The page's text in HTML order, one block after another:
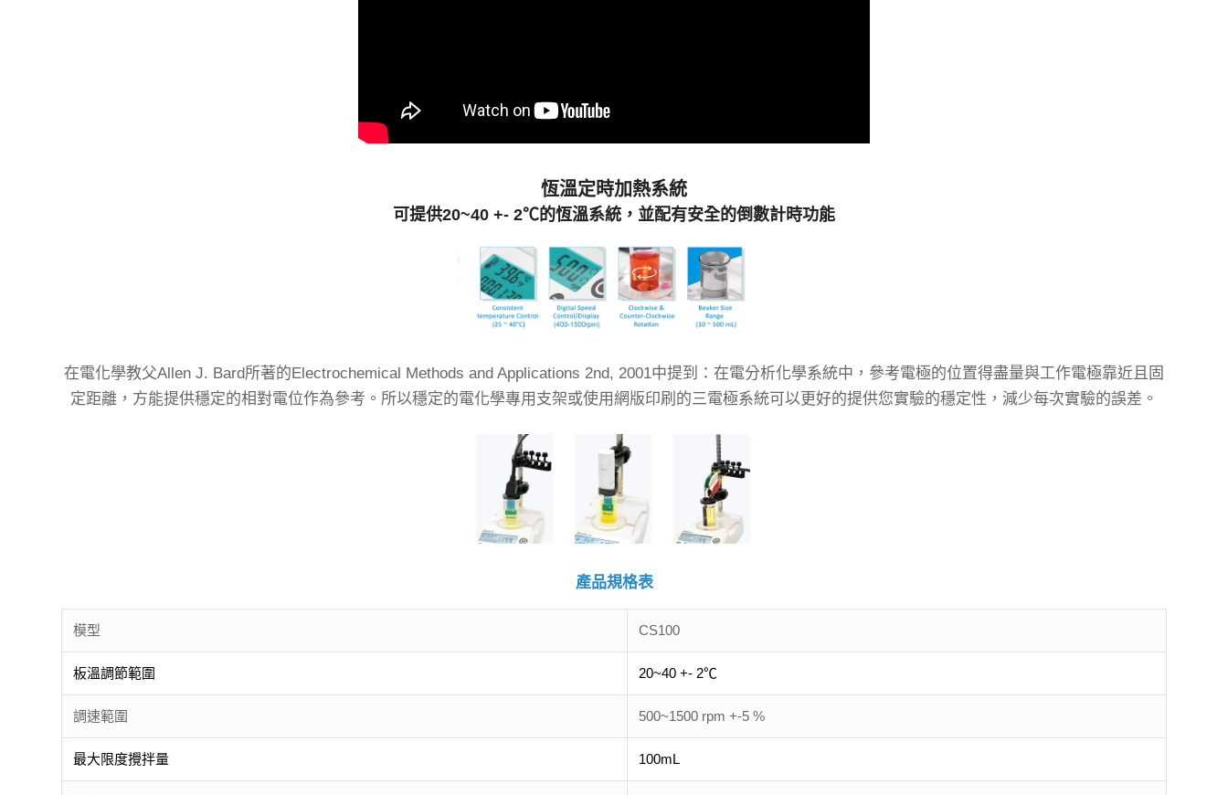
恆溫定時加熱系統
可提供20~40 +- 2℃的恆溫系統，並配有安全的倒數計時功能
在電化學教父Allen J. Bard所著的Electrochemical Methods and Applications 2nd, 2001中提到：在電分析化學系統中，參考電極的位置得盡量與工作電極靠近且固
定距離，方能提供穩定的相對電位作為參考。所以穩定的電化學專用支架或使用網版印刷的三電極系統可以更好的提供您實驗的穩定性，減少每次實驗的誤差。
產品規格表
模型 CS100
板溫調節範圍 20~40 +- 2℃
調速範圍 500~1500 rpm +-5 %
最大限度攪拌量 100mL